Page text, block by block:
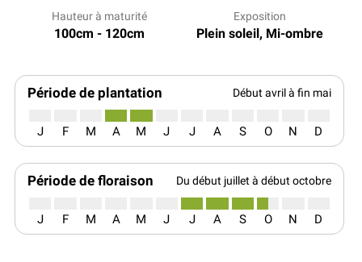
Hauteur à maturité
100cm - 120cm
Exposition
Plein soleil, Mi-ombre
Période de plantation Début avril à fin mai
J F M A M J J A S O N D
Période de floraison Du début juillet à début octobre
J F M A M J J A S O N D